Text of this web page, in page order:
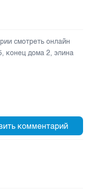
смотреть онлайн
, конец дома 2, элина